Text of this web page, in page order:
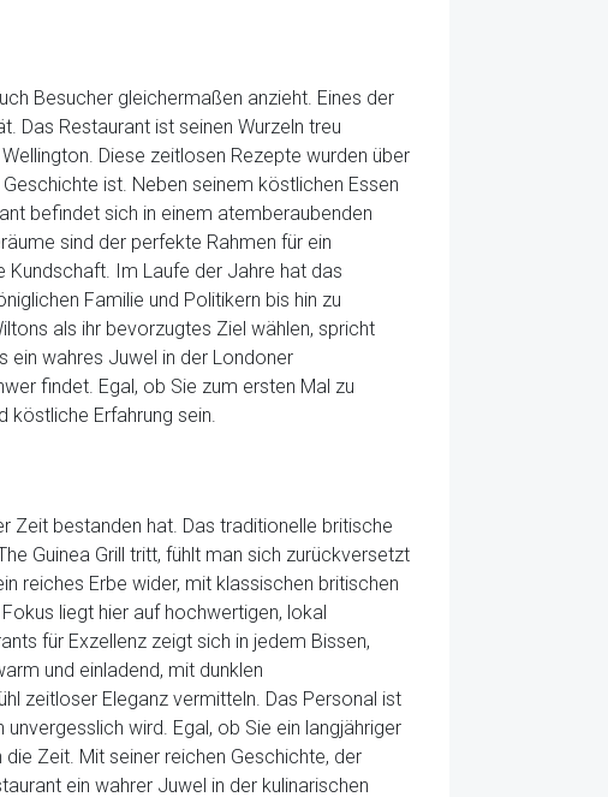
Besucher gleichermaßen anzieht. Eines der
Das Restaurant ist seinen Wurzeln treu
Diese zeitlosen Rezepte wurden über
ist. Neben seinem köstlichen Essen
befindet sich in einem atemberaubenden
sind der perfekte Rahmen für ein
Kundschaft. Im Laufe der Jahre hat das
Familie und Politikern bis hin zu
als ihr bevorzugtes Ziel wählen, spricht
ein wahres Juwel in der Londoner
findet. Egal, ob Sie zum ersten Mal zu
köstliche Erfahrung sein.
Zeit bestanden hat. Das traditionelle britische
Guinea Grill tritt, fühlt man sich zurückversetzt
reiches Erbe wider, mit klassischen britischen
liegt hier auf hochwertigen, lokal
für Exzellenz zeigt sich in jedem Bissen,
und einladend, mit dunklen
zeitloser Eleganz vermitteln. Das Personal ist
wird. Egal, ob Sie ein langjähriger
Zeit. Mit seiner reichen Geschichte, der
ein wahrer Juwel in der kulinarischen